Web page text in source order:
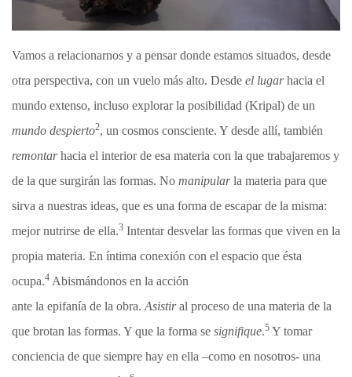
Vamos a relacionarnos y a pensar donde estamos situados, desde
otra perspectiva, con un vuelo más alto. Desde el lugarhacia el
mundo extenso, incluso explorar la posibilidad (Kripal) de un
mundo despierto2, un cosmos consciente. Y desde allí, también
remontarhacia el interior de esa materia con la que trabajaremos y
de la que surgirán las formas. No manipularla materia para que
sirva a nuestras ideas, que es una forma de escapar de la misma:
mejor nutrirse de ella.3 Intentar desvelar las formas que viven en la
propia materia. En íntima conexión con el espacio que ésta
ocupa.4 Abismándonos en la acción
ante la epifanía de la obra. Asistiral proceso de una materia de la
que brotan las formas. Y que la forma se signifique.5 Y tomar
conciencia de que siempre hay en ella –como en nosotros- una